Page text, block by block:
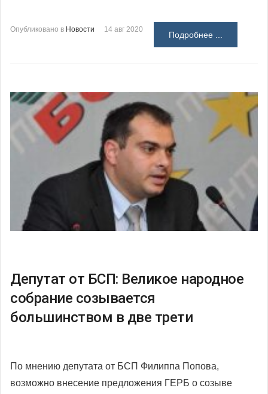
Опубликовано в Новости 14 авг 2020
Подробнее ...
Депутат от БСП: Великое народное
собрание созывается
большинством в две трети
По мнению депутата от БСП Филиппа Попова,
возможно внесение предложения ГЕРБ о созыве